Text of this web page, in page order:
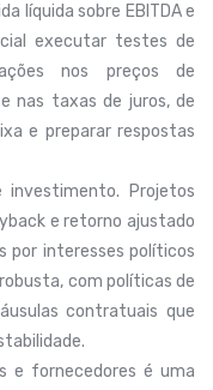
líquida sobre EBITDA e
executar testes de
nos preços de
nas taxas de juros, de
e preparar respostas
Projetos
e retorno ajustado
por interesses políticos
com políticas de
contratuais que
e fornecedores é uma